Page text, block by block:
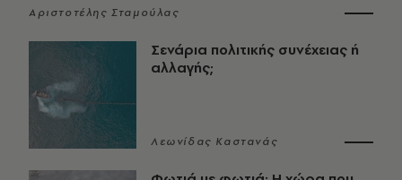
Αριστοτέλης Σταμούλας
Σενάρια πολιτικής συνέχειας ή
αλλαγής;
Λεωνίδας Καστανάς